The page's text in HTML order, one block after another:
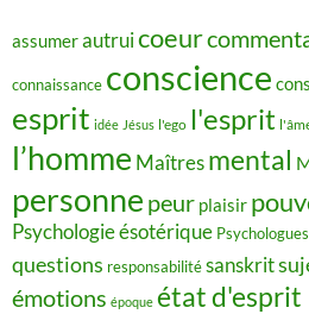
assumerautruicoeur
connaissance conscience
esprit idée Jésus l'ego l'esprit
l’homme Maîtres mental
personne peur plaisir
Psychologie ésotérique
questions responsabilitésanskrit
émotions époque état d'esprit